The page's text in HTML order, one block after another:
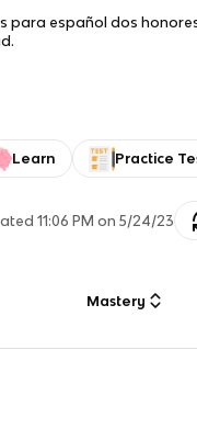
para español dos
Learn Practice
11:06 PM on 5/24/23
Mastery